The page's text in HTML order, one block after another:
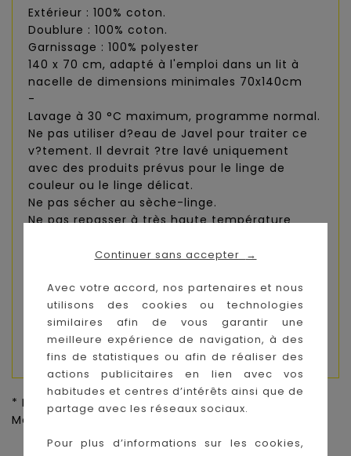
Continuer sans accepter →
Avec votre accord, nos partenaires et nous
utilisons des cookies ou technologies
similaires afin de vous garantir une
meilleure expérience de navigation, à des
fins de statistiques ou afin de réaliser des
actions publicitaires en lien avec vos
habitudes et centres d’intérêts ainsi que de
partage avec les réseaux sociaux.
Pour plus d’informations sur les cookies,
Extérieur : 100% coton.
Doublure : 100% coton.
Garnissage : 100% polyester
140 x 70 cm, adapté à l'emploi dans un lit à
nacelle de dimensions minimales 70x140cm
-
Lavage à 30 °C maximum, programme normal.
Ne pas utiliser d?eau de Javel pour traiter ce
v?tement. Il devrait ?tre lavé uniquement
avec des produits prévus pour le linge de
couleur ou le linge délicat.
Ne pas sécher au sèche-linge.
Ne pas repasser à très haute température
préférence sans vapeur.
AVERTISSEMENT! Ne pas utiliser en combinaison
avec une gigoteuse ou une couverture.
Déconseillé pour les enfants de moins de 12
mois.
* Prix de vente conseillé par le fournisseur pour la
Métropole,